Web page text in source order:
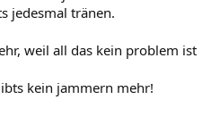
jedesmal tränen.
weil all das kein problem ist
kein jammern mehr!